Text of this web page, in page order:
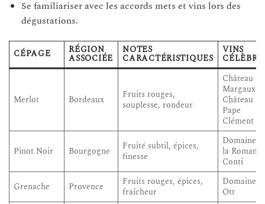
Se familiariser avec les accords mets et vins lors des
dégustations.
CÉPAGE RÉGION
ASSOCIÉE
NOTES
CARACTÉRISTIQUES
VINS
Merlot Bordeaux
Fruits rouges,
souplesse, rondeur
Château
Margaux,
Château
Pape
Clément
Pinot Noir Bourgogne
Fruité subtil, épices,
finesse
Domaine
la
Conti
Grenache
Provence
Fruits rouges, épices,
fraîcheur
Domaine
Ott